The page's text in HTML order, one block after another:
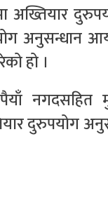
अख्तियार
अनुसन्धान
हो ।
दुरुपयोग